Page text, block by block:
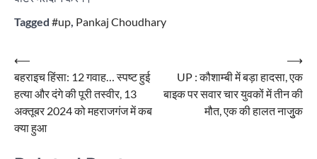
Tagged #up, Pankaj Choudhary
Post
navigation
⟵
बहराइच हिंसा: 12 गवाह… स्पष्ट हुई
हत्या और दंगे की पूरी तस्वीर, 13
अक्तूबर 2024 को महराजगंज में कब
क्या हुआ
UP : कौशाम्बी में बड़ा हादसा, एक
बाइक पर सवार चार युवकों में तीन की
मौत, एक की हालत नाजुुक
⟶